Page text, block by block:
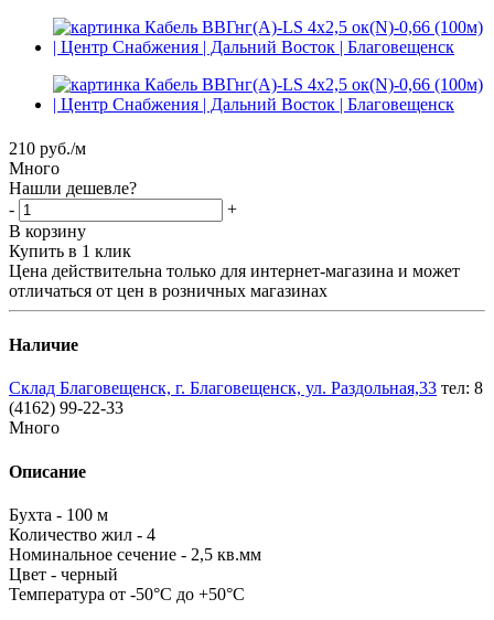
210 руб./м
Много
Нашли дешевле?
-
+
В корзину
Купить в 1 клик
Цена действительна только для интернет-магазина и может
отличаться от цен в розничных магазинах
Наличие
Склад Благовещенск, г. Благовещенск, ул. Раздольная,33 тел: 8
(4162) 99-22-33
Много
Описание
Бухта - 100 м
Количество жил - 4
Номинальное сечение - 2,5 кв.мм
Цвет - черный
Температура от -50°С до +50°С